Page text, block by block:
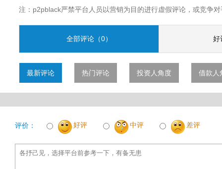
注：p2pblack严禁平台人员以营销为目的进行虚假评论，或竞争
全部评论（0） 好
最新评论 热门评论 投资人角度 借款人
评价： 好评 中评 差评